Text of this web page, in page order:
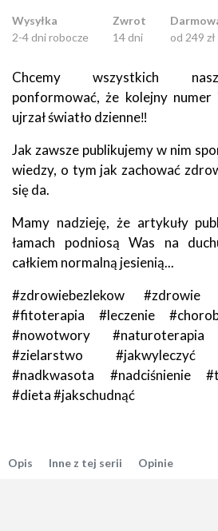
Wysyłka
2-4 dni robocze
Zwrot
14 dni
od 249 zł
Chcemy wszystkich
ponformować, że kolejny
ujrzał światło dzienne‼
Jak zawsze publikujemy w nim
wiedzy, o tym jak zachować
się da.
Mamy nadzieję, że artykuły
łamach podniosą Was na
całkiem normalną jesienią...
#zdrowiebezlekow #zdrowie
#fitoterapia #leczenie
#nowotwory
#zielarstwo #jakwyleczyć
#nadkwasota #nadciśnienie
#dieta #jakschudnąć
Opis Inne z tej serii Opinie